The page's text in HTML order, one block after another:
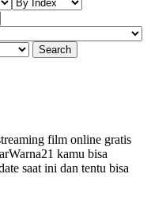
film online gratis
kamu bisa
saat ini dan tentu bisa